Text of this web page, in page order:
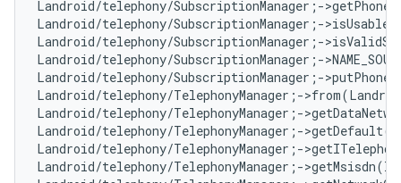
Landroid/telephony/SubscriptionManager;-
Landroid/telephony/SubscriptionManager;-
Landroid/telephony/SubscriptionManager;-
Landroid/telephony/SubscriptionManager;-
Landroid/telephony/SubscriptionManager;-
Landroid/telephony/TelephonyManager;-
Landroid/telephony/TelephonyManager;-
Landroid/telephony/TelephonyManager;-
Landroid/telephony/TelephonyManager;-
Landroid/telephony/TelephonyManager;-